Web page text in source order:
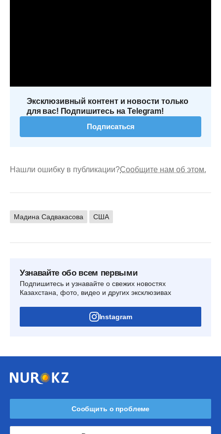
Эксклюзивный контент и новости только
для вас! Подпишитесь на Telegram!
Подписаться
Нашли ошибку в публикации?Сообщите нам об этом.
Мадина Садвакасова США
Узнавайте обо всем первыми
Подпишитесь и узнавайте о свежих новостях
Казахстана, фото, видео и других эксклюзивах
Instagram
Сообщить о проблеме